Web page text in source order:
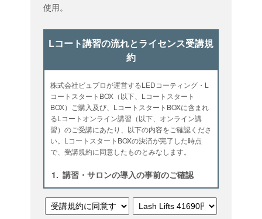
使用。
Lコート講習の流れとライセンス受講規
約
株式会社ビュプロが運営するLEDコーティング・L
コートスタートBOX（以下、Lコートスタート
BOX）ご購入及び、LコートスタートBOXに含まれ
るLコートオンライン講習（以下、オンライン講
習）のご受講にあたり、以下の内容をご確認くださ
い。LコートスタートBOXの決済が完了した時点
で、受講規約に同意したものとみなします。
1. 講習・サロンの導入の事前のご確認
ステ・ラッシュリフトに関する十分な知識と経
験のある方が対象となります（受講の際、美容